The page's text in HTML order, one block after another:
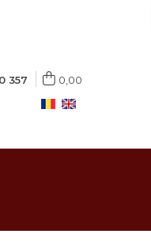
357 0,00